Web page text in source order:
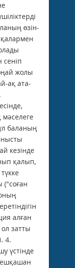
өзін-
сеніп
жолы
ақ ата-
баланың
кезінде
қалып,
алған
затты
4.
үстінде